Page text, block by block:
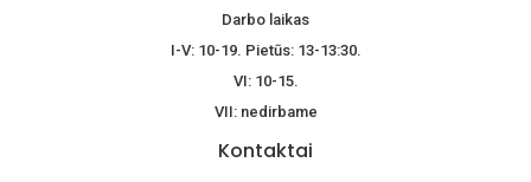
Darbo laikas
I-V: 10-19. Pietūs: 13-13:30.
VI: 10-15.
VII: nedirbame
Kontaktai